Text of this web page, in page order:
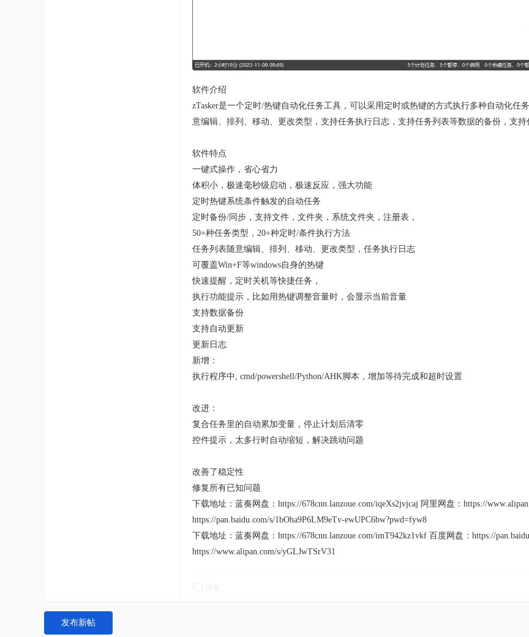
软件介绍
zTasker是一个定时/热键自动化任务工具，可以采用定时或热键的方式执行多种自动化任
意编辑、排列、移动、更改类型，支持任务执行日志，支持任务列表等数据的备份，支持
软件特点
一键式操作，省心省力
体积小，极速毫秒级启动，极速反应，强大功能
定时热键系统条件触发的自动任务
定时备份/同步，支持文件，文件夹，系统文件夹，注册表，
50+种任务类型，20+种定时/条件执行方法
任务列表随意编辑、排列、移动、更改类型，任务执行日志
可覆盖Win+F等windows自身的热键
快速提醒，定时关机等快捷任务，
执行功能提示，比如用热键调整音量时，会显示当前音量
支持数据备份
支持自动更新
更新日志
新增：
执行程序中, cmd/powershell/Python/AHK脚本，增加等待完成和超时设置
改进：
复合任务里的自动累加变量，停止计划后清零
控件提示，太多行时自动缩短，解决跳动问题
改善了稳定性
修复所有已知问题
下载地址：蓝奏网盘：https://678cnn.lanzoue.com/iqeXs2jvjcaj 阿里网盘：https://
https://pan.baidu.com/s/1bOha9P6LM9eTv-ewUPC6bw?pwd=fyw8
下载地址：蓝奏网盘：https://678cnn.lanzoue.com/imT942kz1vkf 百度网盘：https://
https://www.alipan.com/s/yGLJwTSrV31
发布新帖